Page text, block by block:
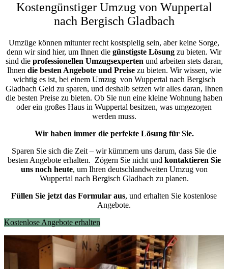
Kostengünstiger Umzug von Wuppertal
nach Bergisch Gladbach
Umzüge können mitunter recht kostspielig sein, aber keine Sorge,
denn wir sind hier, um Ihnen die günstigste Lösung zu bieten. Wir
sind die professionellen Umzugsexperten und arbeiten stets daran,
Ihnen die besten Angebote und Preisezu bieten. Wir wissen, wie
wichtig es ist, bei einem Umzug von Wuppertal nach Bergisch
Gladbach Geld zu sparen, und deshalb setzen wir alles daran, Ihnen
die besten Preise zu bieten. Ob Sie nun eine kleine Wohnung haben
oder ein großes Haus in Wuppertal besitzen, was umgezogen
werden muss.
Wir haben immer die perfekte Lösung für Sie.
Sparen Sie sich die Zeit – wir kümmern uns darum, dass Sie die
besten Angebote erhalten. Zögern Sie nicht und kontaktieren Sie
uns noch heute, um Ihren deutschlandweiten Umzug von
Wuppertal nach Bergisch Gladbach zu planen.
Füllen Sie jetzt das Formular aus, und erhalten Sie kostenlose
Angebote.
Kostenlose Angebote erhalten